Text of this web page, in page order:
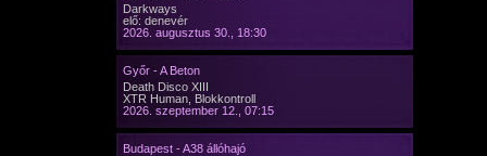
Darkways
elő: denevér
2026. augusztus 30., 18:30
Győr - A Beton
Death Disco XIII
XTR Human, Blokkontroll
2026. szeptember 12., 07:15
Budapest - A38 állóhajó